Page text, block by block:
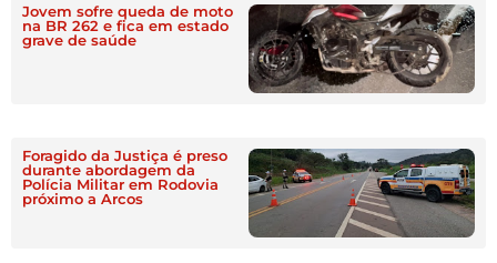
Jovem sofre queda de moto
na BR 262 e fica em estado
grave de saúde
Foragido da Justiça é preso
durante abordagem da
Polícia Militar em Rodovia
próximo a Arcos